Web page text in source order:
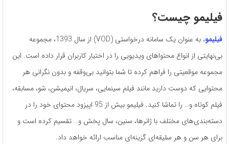
فیلیمو چیست؟
فیلیمو
، به عنوان یک سامانه درخواستی (VOD) از سال 1393، مجموعه
بی‌نهایتی از انواع محتواهای ویدیویی را در اختیار کاربران قرار داده است. این
مجموعه موقعیتی را فراهم کرده تا شما بتوانید بی‌وقفه و بدون نگرانی هر
محتوایی که دوست دارید مانند فیلم سینمایی، سریال، انیمیشن، شو، مسابقه،
فیلم کوتاه و… را تماشا کنید. فیلیمو بیش از 95 اپیزود محتوای خود را در
دسته‌بندی‌های مختلف با ژانرها، سنین، سال پخش و… تقسیم کرده است و
برای هر سن و هر سلیقه‌ای گزینه‌ای مناسب ارائه خواهد داد.